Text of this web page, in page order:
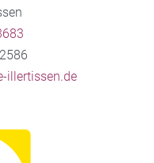
illertissen.de